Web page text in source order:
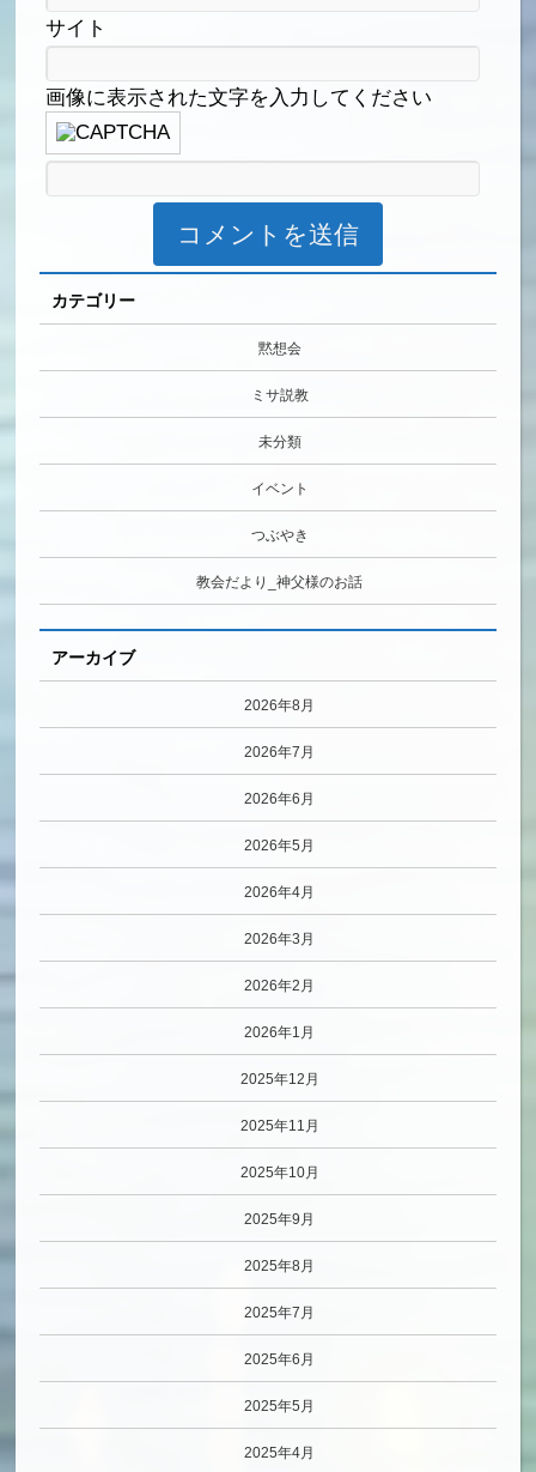
サイト
画像に表示された文字を入力してください
カテゴリー
黙想会
ミサ説教
未分類
イベント
つぶやき
教会だより_神父様のお話
アーカイブ
2026年8月
2026年7月
2026年6月
2026年5月
2026年4月
2026年3月
2026年2月
2026年1月
2025年12月
2025年11月
2025年10月
2025年9月
2025年8月
2025年7月
2025年6月
2025年5月
2025年4月